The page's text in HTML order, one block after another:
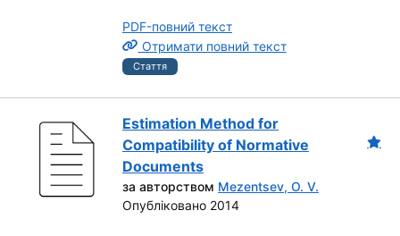
PDF-повний текст
Отримати повний текст
Стаття
Estimation Method for
Compatibility of Normative
Documents
за авторством Mezentsev, O. V.
Опубліковано 2014